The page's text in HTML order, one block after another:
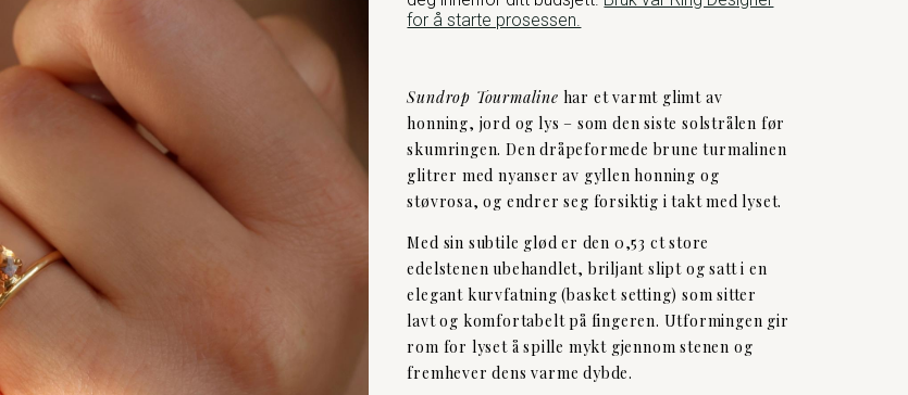
for å starte prosessen.
Sundrop Tourmaline har et varmt glimt av
honning, jord og lys – som den siste solstrålen før
skumringen. Den dråpeformede brune turmalinen
glitrer med nyanser av gyllen honning og
støvrosa, og endrer seg forsiktig i takt med lyset.
Med sin subtile glød er den 0,53 ct store
edelstenen ubehandlet, briljant slipt og satt i en
elegant kurvfatning (basket setting) som sitter
lavt og komfortabelt på fingeren. Utformingen gir
rom for lyset å spille mykt gjennom stenen og
fremhever dens varme dybde.